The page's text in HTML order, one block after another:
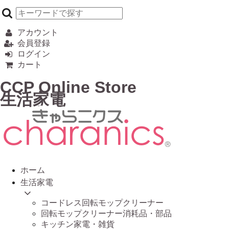
アカウント
会員登録
ログイン
カート
CCP Online Store
生活家電
ホーム
生活家電
コードレス回転モップクリーナー
回転モップクリーナー消耗品・部品
キッチン家電・雑貨